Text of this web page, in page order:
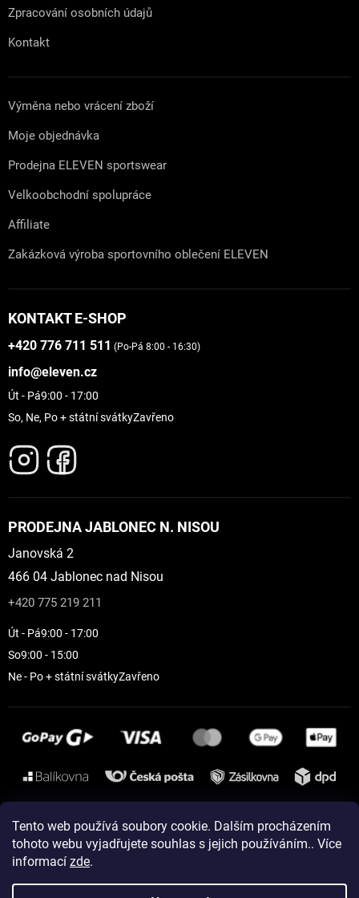
Tento web používá soubory cookie. Dalším procházením
tohoto webu vyjadřujete souhlas s jejich používáním.. Více
informací zde.
Zpracování osobních údajů
Kontakt
Výměna nebo vrácení zboží
Moje objednávka
Prodejna ELEVEN sportswear
Velkoobchodní spolupráce
Affiliate
Zakázková výroba sportovního oblečení ELEVEN
KONTAKT E-SHOP
+420 776 711 511 (Po-Pá 8:00 - 16:30)
info@eleven.cz
Út - Pá9:00 - 17:00
So, Ne, Po + státní svátkyZavřeno
PRODEJNA JABLONEC N. NISOU
Janovská 2
466 04 Jablonec nad Nisou
+420 775 219 211
Út - Pá9:00 - 17:00
So9:00 - 15:00
Ne - Po + státní svátkyZavřeno
Instagram
Vytvořil Shoptet